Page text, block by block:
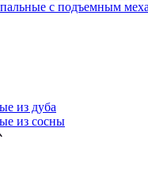
с подъемным
из дуба
из сосны